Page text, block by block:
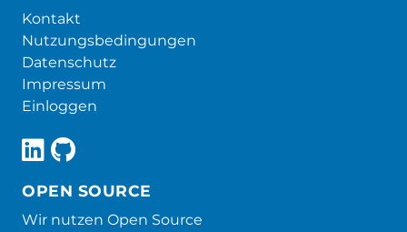
Kontakt
Nutzungsbedingungen
Datenschutz
Impressum
Einloggen
OPEN SOURCE
Wir nutzen Open Source